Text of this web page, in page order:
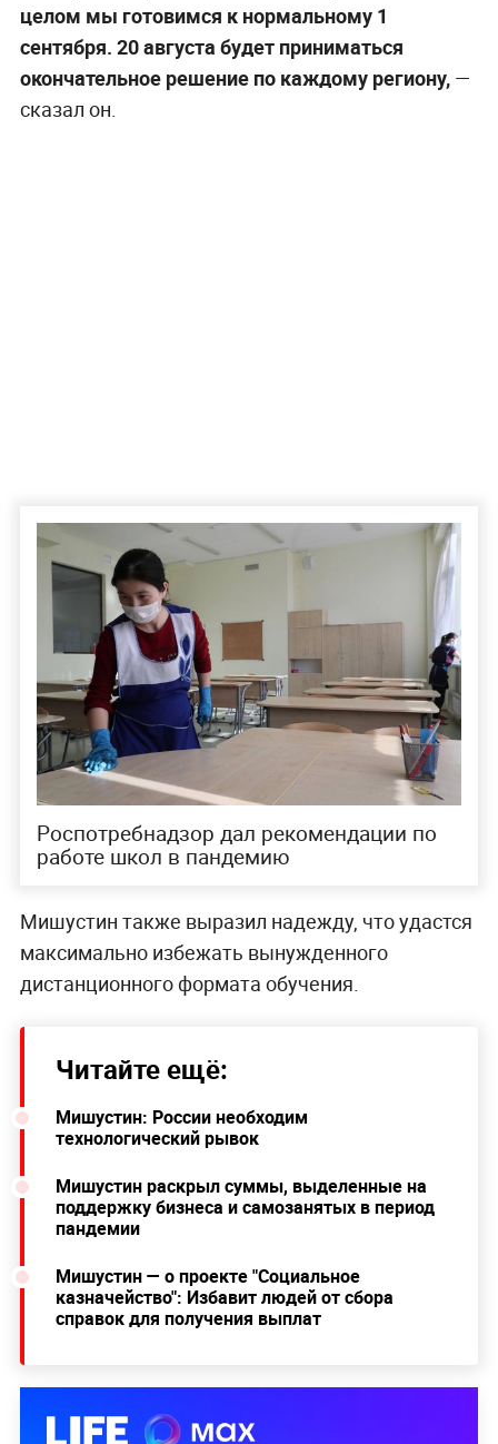
целом мы готовимся к нормальному 1
сентября. 20 августа будет приниматься
окончательное решение по каждому региону,—
сказал он.
Роспотребнадзор дал рекомендации по
работе школ в пандемию
Мишустин также выразил надежду, что удастся
максимально избежать вынужденного
дистанционного формата обучения.
Читайте ещё:
Мишустин: России необходим
технологический рывок
Мишустин раскрыл суммы, выделенные на
поддержку бизнеса и самозанятых в период
пандемии
Мишустин — о проекте "Социальное
казначейство": Избавит людей от сбора
справок для получения выплат